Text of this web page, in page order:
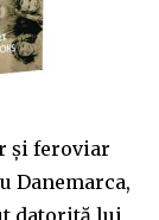
și feroviar
Danemarca,
datorită lui